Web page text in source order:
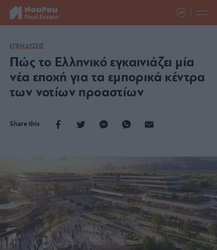
ΕΠΕΝΔΥΣΕΙΣ
Πώς το Ελληνικό εγκαινιάζει μία
νέα εποχή για τα εμπορικά κέντρα
των νοτίων προαστίων
Share this